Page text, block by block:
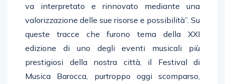
va interpretato e rinnovato mediante una
valorizzazione delle sue risorse e possibilità”. Su
queste tracce che furono tema della XXI
edizione di uno degli eventi musicali più
prestigiosi della nostra città, il Festival di
Musica Barocca, purtroppo oggi scomparso,